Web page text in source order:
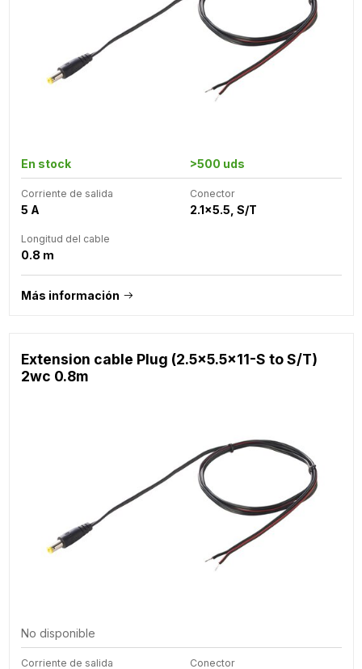
En stock >500 uds
Corriente de salida
5 A
Conector
2.1x5.5, S/T
Longitud del cable
0.8 m
Más información
Extension cable Plug (2.5x5.5x11-S to S/T)
2wc 0.8m
No disponible
Corriente de salida Conector